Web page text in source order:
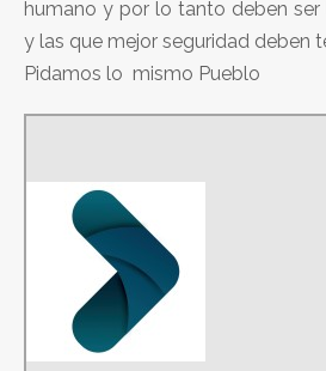
humano y por lo tanto deben ser
y las que mejor seguridad deben
Pidamos lo mismo Pueblo